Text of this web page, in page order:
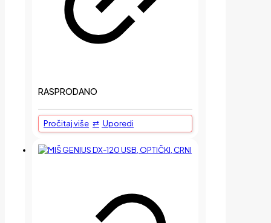
RASPRODANO
Pročitaj više Uporedi